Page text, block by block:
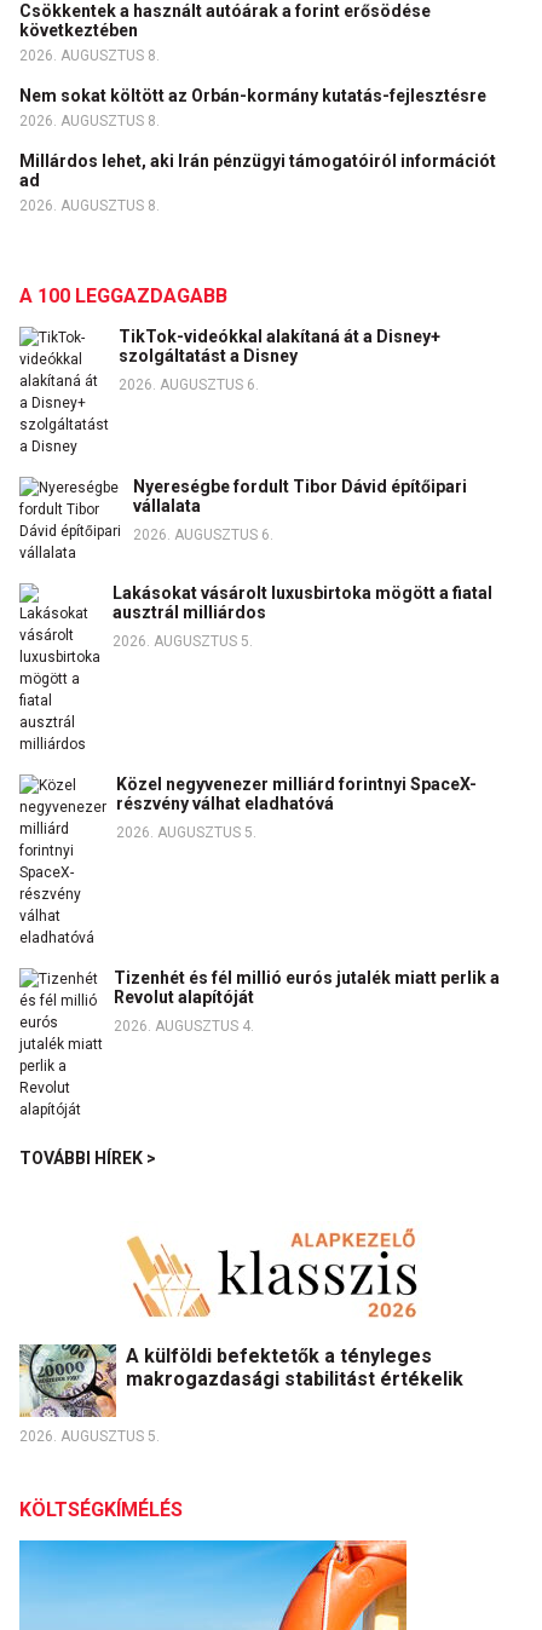
Csökkentek a használt autóárak a forint erősödése
következtében
2026. AUGUSZTUS 8.
Nem sokat költött az Orbán-kormány kutatás-fejlesztésre
2026. AUGUSZTUS 8.
Millárdos lehet, aki Irán pénzügyi támogatóiról információt
ad
2026. AUGUSZTUS 8.
A 100 LEGGAZDAGABB
TikTok-videókkal alakítaná át a Disney+
szolgáltatást a Disney
2026. AUGUSZTUS 6.
Nyereségbe fordult Tibor Dávid építőipari
vállalata
2026. AUGUSZTUS 6.
Lakásokat vásárolt luxusbirtoka mögött a fiatal
ausztrál milliárdos
2026. AUGUSZTUS 5.
Közel negyvenezer milliárd forintnyi SpaceX-
részvény válhat eladhatóvá
2026. AUGUSZTUS 5.
Tizenhét és fél millió eurós jutalék miatt perlik a
Revolut alapítóját
2026. AUGUSZTUS 4.
TOVÁBBI HÍREK >
A külföldi befektetők a tényleges
makrogazdasági stabilitást értékelik
2026. AUGUSZTUS 5.
KÖLTSÉGKÍMÉLÉS